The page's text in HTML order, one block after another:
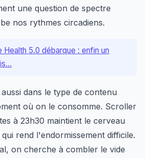
une question de spectre
nos rythmes circadiens.
Health 5.0 débarque : enfin un
dans le type de contenu
où on le consomme. Scroller
à 23h30 maintient le cerveau
rend l'endormissement difficile.
on cherche à combler le vide